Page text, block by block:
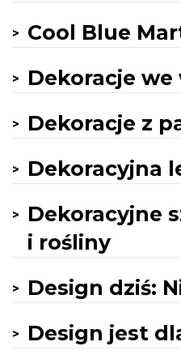
Cool Blue
Dekoracje
Dekoracje z
Dekoracyjna
Dekoracyjne
i rośliny
Design dziś:
Design jest